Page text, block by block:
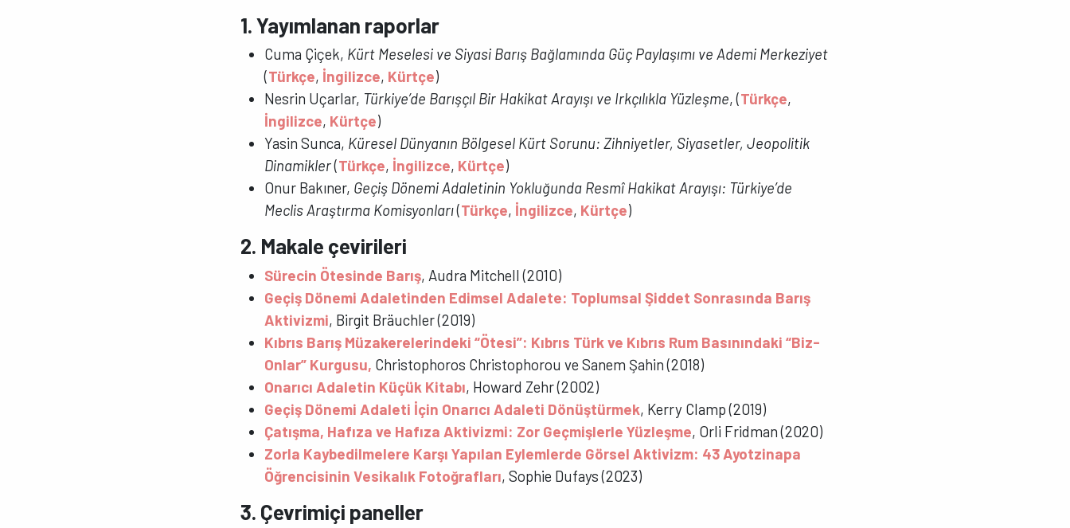
1. Yayımlanan raporlar
Cuma Çiçek, Kürt Meselesi ve Siyasi Barış Bağlamında Güç Paylaşımı ve Ademi Merkeziyet
(Türkçe, İngilizce, Kürtçe)
Nesrin Uçarlar, Türkiye’de Barışçıl Bir Hakikat Arayışı ve Irkçılıkla Yüzleşme, (Türkçe,
İngilizce, Kürtçe)
Yasin Sunca, Küresel Dünyanın Bölgesel Kürt Sorunu: Zihniyetler, Siyasetler, Jeopolitik
Dinamikler(Türkçe, İngilizce, Kürtçe)
Onur Bakıner, Geçiş Dönemi Adaletinin Yokluğunda Resmî Hakikat Arayışı: Türkiye’de
Meclis Araştırma Komisyonları(Türkçe, İngilizce, Kürtçe)
2. Makale çevirileri
Sürecin Ötesinde Barış, Audra Mitchell (2010)
Geçiş Dönemi Adaletinden Edimsel Adalete: Toplumsal Şiddet Sonrasında Barış
Aktivizmi, Birgit Bräuchler (2019)
Kıbrıs Barış Müzakerelerindeki “Ötesi”: Kıbrıs Türk ve Kıbrıs Rum Basınındaki “Biz-
Onlar” Kurgusu, Christophoros Christophorou ve Sanem Şahin (2018)
Onarıcı Adaletin Küçük Kitabı, Howard Zehr (2002)
Geçiş Dönemi Adaleti İçin Onarıcı Adaleti Dönüştürmek, Kerry Clamp (2019)
Çatışma, Hafıza ve Hafıza Aktivizmi: Zor Geçmişlerle Yüzleşme, Orli Fridman (2020)
Zorla Kaybedilmelere Karşı Yapılan Eylemlerde Görsel Aktivizm: 43 Ayotzinapa
Öğrencisinin Vesikalık Fotoğrafları, Sophie Dufays (2023)
3. Çevrimiçi paneller